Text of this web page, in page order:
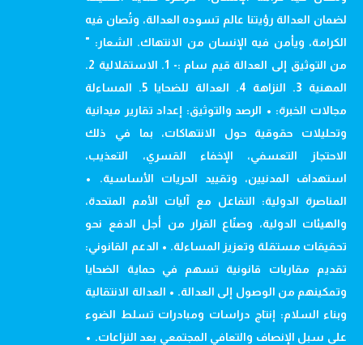
لضمان العدالة رؤيتنا عالم تسوده العدالة، وتُصان فيه
الكرامة، ويأمن فيه الإنسان من الانتهاك. الشعار: "
من التوثيق إلى العدالة قيم سام :- 1. الاستقلالية 2.
المهنية 3. النزاهة 4. العدالة للضحايا 5. المساءلة
مجالات الخبرة: • الرصد والتوثيق: إعداد تقارير ميدانية
وتحليلات حقوقية حول الانتهاكات، بما في ذلك
الاحتجاز التعسفي، الإخفاء القسري، التعذيب،
استهداف المدنيين، وتقييد الحريات الأساسية. •
المناصرة الدولية: التفاعل مع آليات الأمم المتحدة،
والهيئات الدولية، وصنّاع القرار من أجل الدفع نحو
تحقيقات مستقلة وتعزيز المساءلة. • الدعم القانوني:
تقديم مقاربات قانونية تسهم في حماية الضحايا
وتمكينهم من الوصول إلى العدالة. • العدالة الانتقالية
وبناء السلام: إنتاج دراسات ومبادرات تسلط الضوء
على سبل الإنصاف والتعافي المجتمعي بعد النزاعات. •